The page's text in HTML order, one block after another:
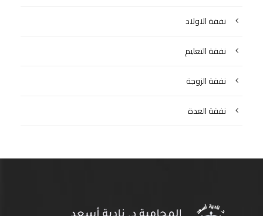
نفقة الاولاد
نفقة التعليم
نفقة الزوجة
نفقة العدة